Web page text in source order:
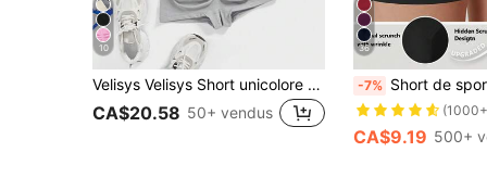
10
Velisys Velisys Short unicolore taille haute plissé sans couture, short de cycliste
CA$20.58 50+ vendus
36
-7% Short de sport sans couture taille haute effet lift fessier pour femmes, contrôle du ventre, sans
CA$9.19 500+